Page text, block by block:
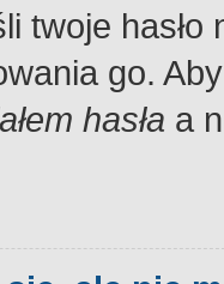
twoje
go.
hasła a